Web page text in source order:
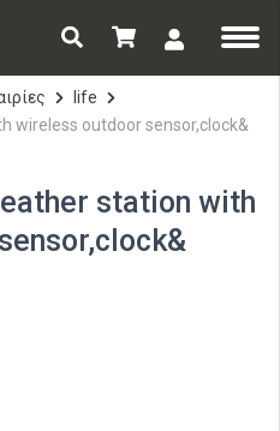
life
wireless outdoor sensor,clock&
station with